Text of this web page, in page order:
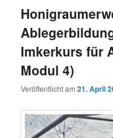
Imkerkurs für
Modul 4)
Veröffentlicht am21. April